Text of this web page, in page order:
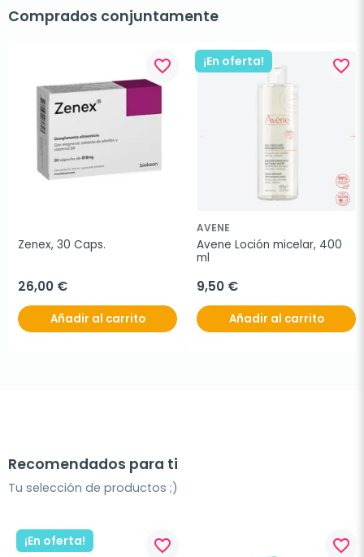
Comprados conjuntamente
favorite_border
Zenex, 30 Caps.
26,00 €
Añadir al carrito
¡En oferta! favorite_border
AVENE
Avene Loción micelar, 400
ml
9,50 €
Añadir al carrito
Recomendados para ti
Tu selección de productos ;)
¡En oferta! favorite_border favorite_border